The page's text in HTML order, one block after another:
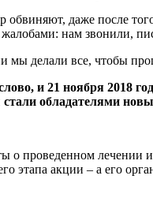
даже после
нам звонили,
мы делали все, чтобы
и 21 ноября 2018
стали обладателями
о проведенном лечении
этапа акции – а его